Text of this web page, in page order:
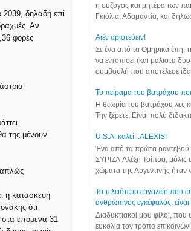
2039, δηλαδή επί
Αν
φορές
της μένουν
απλώς
η κατασκευή
ότι
στα επόμενα 31
η σύζυγος και μητέρα των
Γκιόλια, Αδαμαντία, και
Aιέν αριστεύειν!
Σε ένα από τα Ομηρικά έπη,
να εντοπίσει (και μάλιστα
συμβουλή που αποτέλεσε
Το πείραμα του βατράχου
Η θεωρία του βατράχου λες
Την ξέρετε; Είναι πολύ
U.S.A. καλεί...ALEXIS!
Ένα από τα πρώτα ραντεβού
ΣΥΡΙΖΑ Αλέξη Τσίπρα, μόλις
χώματα της Αργεντινής ήταν
Το τελειότερο εργαλείο που
ανθρώπινος εγκέφαλος,
Διαδυκτιακοί μου φίλοι, που
ευκολία τον τρόπο